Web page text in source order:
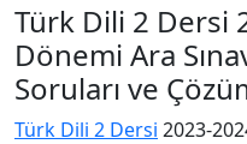
Türk Dili 2 Dersi
Dönemi Ara
Soruları ve
Türk Dili 2 Dersi 2023-